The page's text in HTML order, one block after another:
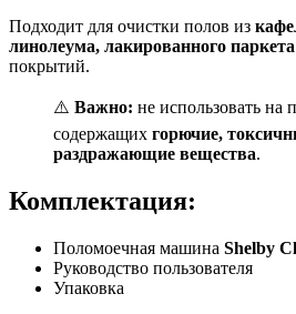
Подходит для очистки полов из
линолеума, лакированного паркета
покрытий.
⚠️ Важно: не использовать на
содержащих горючие,
раздражающие вещества.
Комплектация:
Поломоечная машина Shelby
Руководство пользователя
Упаковка